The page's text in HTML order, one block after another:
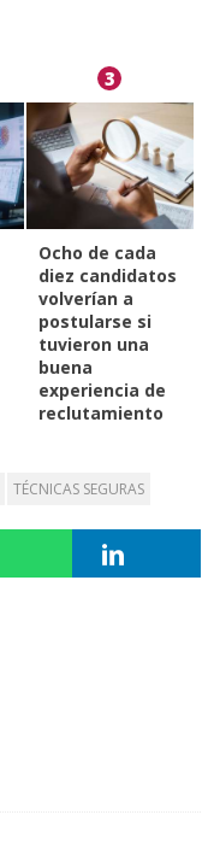
3
Ocho de cada
diez candidatos
volverían a
postularse si
tuvieron una
buena
experiencia de
reclutamiento
TÉCNICAS SEGURAS